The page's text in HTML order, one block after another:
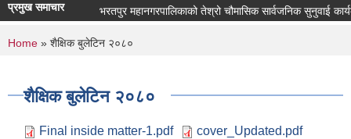
प्रमुख समाचार भरतपुर महानगरपालिकाको तेश्रो चौमासिक सार्वजनिक सुनुवाई
You are here
Home » शैक्षिक बुलेटिन २०८०
शैक्षिक बुलेटिन २०८०
Final inside matter-1.pdf cover_Updated.pdf